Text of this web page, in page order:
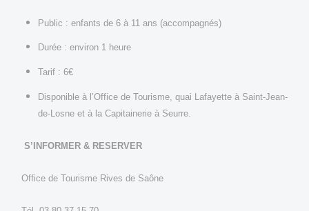
Public : enfants de 6 à 11 ans (accompagnés)
Durée : environ 1 heure
Tarif : 6€
Disponible à l’Office de Tourisme, quai Lafayette à Saint-Jean-
de-Losne et à la Capitainerie à Seurre.
S’INFORMER & RESERVER
Office de Tourisme Rives de Saône